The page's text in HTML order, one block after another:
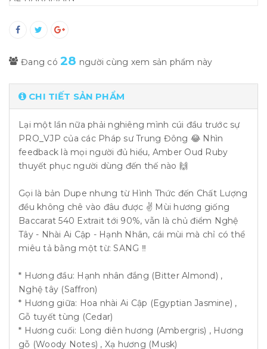
Đang có 28 người cùng xem sản phẩm này
CHI TIẾT SẢN PHẨM
Lại một lần nữa phải nghiêng mình cúi đầu trước sự
PRO_VJP của các Pháp sư Trung Đông 😂 Nhìn
feedback là mọi người đủ hiểu, Amber Oud Ruby
thuyết phục người dùng đến thế nào 🙌
Gọi là bản Dupe nhưng từ Hình Thức đến Chất Lượng
đều không chê vào đâu được ✌️ Mùi hương giống
Baccarat 540 Extrait tới 90%, vẫn là chủ điểm Nghệ
Tây - Nhài Ai Cập - Hạnh Nhân, cái mùi mà chỉ có thể
miêu tả bằng một từ: SANG ‼️
* Hương đầu: Hạnh nhân đắng (Bitter Almond) ,
Nghệ tây (Saffron)
* Hương giữa: Hoa nhài Ai Cập (Egyptian Jasmine) ,
Gỗ tuyết tùng (Cedar)
* Hương cuối: Long diên hương (Ambergris) , Hương
gỗ (Woody Notes) , Xạ hương (Musk)